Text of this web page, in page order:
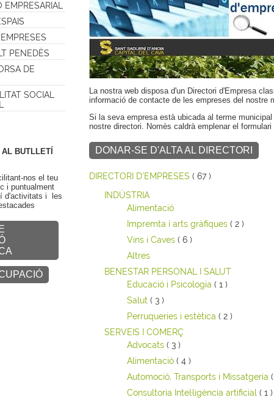
PENEDÈS
DE
SOCIAL
BUTLLETÍ
nos el teu
i puntualment
d'activitats i les
La nostra web disposa d'un Directori d'Empresa
informació de contacte de les empreses del nostre
Si la seva empresa està ubicada al terme
nostre directori. Nomès caldrà emplenar el formulari
DONAR-SE D'ALTA AL DIRECTORI
DIRECTORI D'EMPRESES ( 67 )
INDÚSTRIA
Alimentació
Impremta i arts gràfiques ( 2 )
Vins i Caves ( 6 )
Altres
BENESTAR PERSONAL I SALUT
Educació i Psicologia ( 1 )
Salut ( 3 )
Perruqueries i estètica ( 2 )
SERVEIS I COMERÇ
Advocats ( 3 )
Alimentació ( 4 )
Automoció, Transports i Missatgeria
Consultoria Intel·ligència artificial ( 1 )